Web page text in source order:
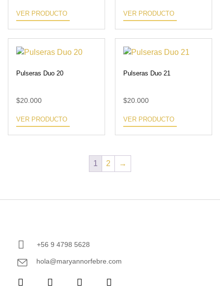
VER PRODUCTO VER PRODUCTO
Pulseras Duo 20
$20.000
VER PRODUCTO
Pulseras Duo 21
$20.000
VER PRODUCTO
1 2 →
+56 9 4798 5628
hola@maryannorfebre.com